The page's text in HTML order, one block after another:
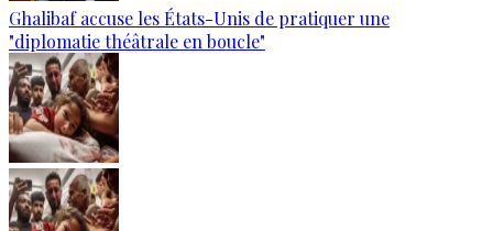
Ghalibaf accuse les États-Unis de pratiquer une
"diplomatie théâtrale en boucle"